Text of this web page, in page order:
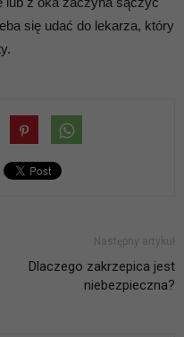
się udać do lekarza, który
Następny artykuł
Dlaczego zakrzepica jest
niebezpieczna?